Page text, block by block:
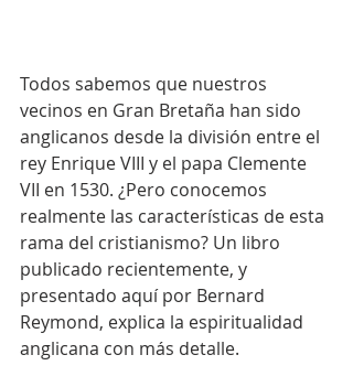
Todos sabemos que nuestros
vecinos en Gran Bretaña han sido
anglicanos desde la división entre el
rey Enrique VIII y el papa Clemente
VII en 1530. ¿Pero conocemos
realmente las características de esta
rama del cristianismo? Un libro
publicado recientemente, y
presentado aquí por Bernard
Reymond, explica la espiritualidad
anglicana con más detalle.